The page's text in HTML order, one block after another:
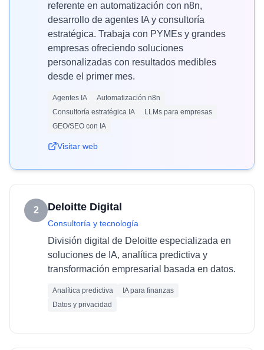
referente en automatización con n8n,
desarrollo de agentes IA y consultoría
estratégica. Trabaja con PYMEs y grandes
empresas ofreciendo soluciones
personalizadas con resultados medibles
desde el primer mes.
Agentes IA
Automatización n8n
Consultoría estratégica IA
LLMs para empresas
GEO/SEO con IA
Visitar web
2 Deloitte Digital
Consultoría y tecnología
División digital de Deloitte especializada en
soluciones de IA, analítica predictiva y
transformación empresarial basada en datos.
Analítica predictiva
IA para finanzas
Datos y privacidad